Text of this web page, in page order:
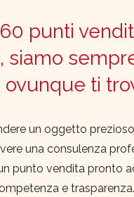
punti
siamo
ovunque ti
un oggetto
una consulenza
punto vendita pronto
e trasparenza.